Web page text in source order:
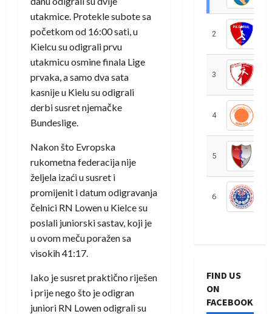
utakmice. Protekle subote sa
početkom od 16:00 sati, u
Kielcu su odigrali prvu
utakmicu osmine finala Lige
prvaka, a samo dva sata
kasnije u Kielu su odigrali
derbi susret njemačke
Bundeslige.
Nakon što Evropska
rukometna federacija nije
željela izaći u susret i
promijenit i datum odigravanja
čelnici RN Lowen u Kielce su
poslali juniorski sastav, koji je
u ovom meču poražen sa
visokih 41:17.
Iako je susret praktično riješen
i prije nego što je odigran
juniori RN Lowen odigrali su
2
3
4
5
6
FIND US
ON
FACEBOOK